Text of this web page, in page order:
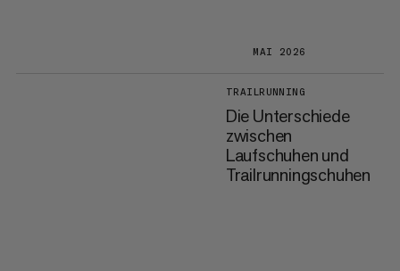
MAI 2026
TRAILRUNNING
Die Unterschiede
zwischen
Laufschuhen und
Trailrunningschuhen